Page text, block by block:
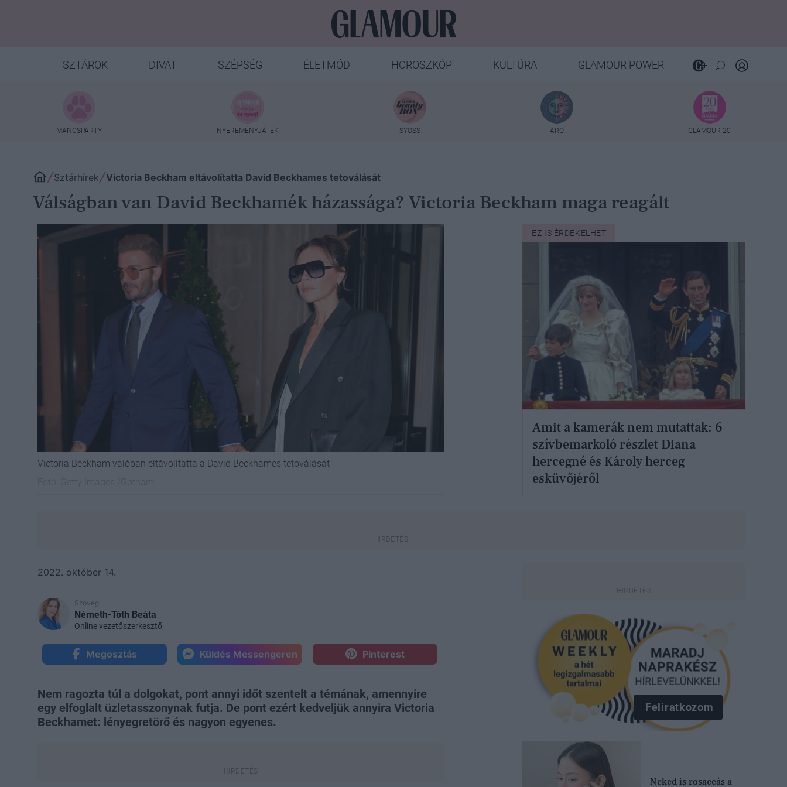
SZTÁROK DIVAT SZÉPSÉG ÉLETMÓD HOROSZKÓP KULTÚRA GLAMOUR POWER
MANCSPARTY NYEREMÉNYJÁTÉK SYOSS TAROT GLAMOUR 20
Sztárhírek Victoria Beckham eltávolítatta David Beckhames tetoválását
Válságban van David Beckhamék házassága? Victoria Beckham maga reagált
Victoria Beckham valóban eltávolítatta a David Beckhames tetoválását
EZ IS ÉRDEKELHET
Amit a kamerák nem mutattak: 6
szívbemarkoló részlet Diana
hercegné és Károly herceg
esküvőjéről
2022. október 14.
Szöveg:
Németh-Tóth Beáta
Online vezetőszerkesztő
Megosztás Küldés Messengeren Pinterest
Nem ragozta túl a dolgokat, pont annyi időt szentelt a témának, amennyire
egy elfoglalt üzletasszonynak futja. De pont ezért kedveljük annyira Victoria
Beckhamet: lényegretörő és nagyon egyenes.
Feliratkozom
Neked is rosaceás a